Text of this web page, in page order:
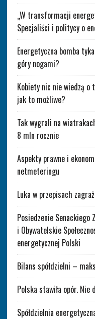
„W transformacji
Specjaliści i politycy o
Energetyczna bomba
góry nogami?
Kobiety nic nie wiedzą
jak to możliwe?
Tak wygrali na
8 mln rocznie
Aspekty prawne i
netmeteringu
Luka w przepisach
Posiedzenie Senackiego
i Obywatelskie
energetycznej Polski
Bilans spółdzielni –
Polska stawiła opór. Nie
Spółdzielnia